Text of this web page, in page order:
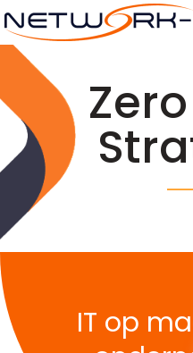
IT op